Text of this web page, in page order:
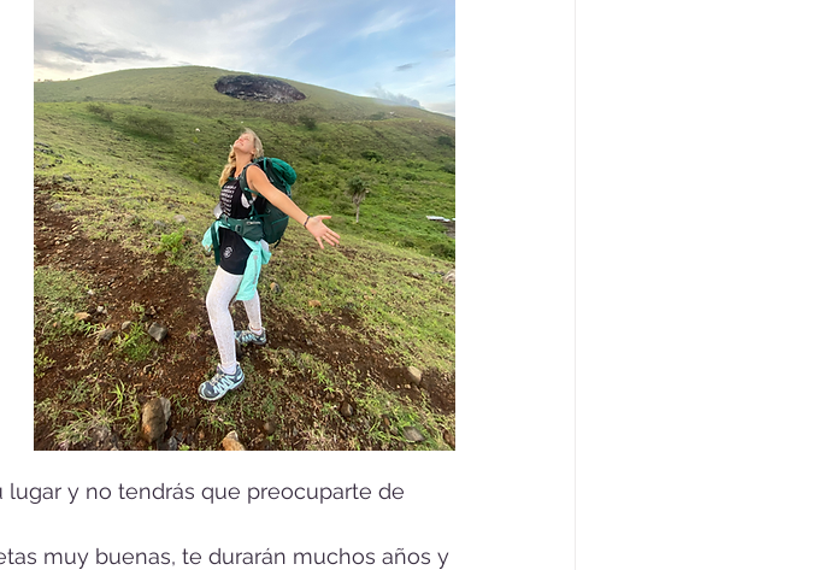
y no tendrás que preocuparte de
muy buenas, te durarán muchos años y